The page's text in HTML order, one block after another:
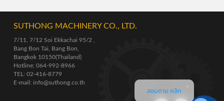
SUTHONG MACHINERY CO., LTD.
7/11, 7/12 Soi Ekkachai 95/2 ,
Bang Bon Tai, Bang Bon,
Bangkok 10150(Thailand)
Hotline: 064-992-8966
TEL: 02-416-8779
E-mail: info@suthong.co.th
สอบถาม คลิก